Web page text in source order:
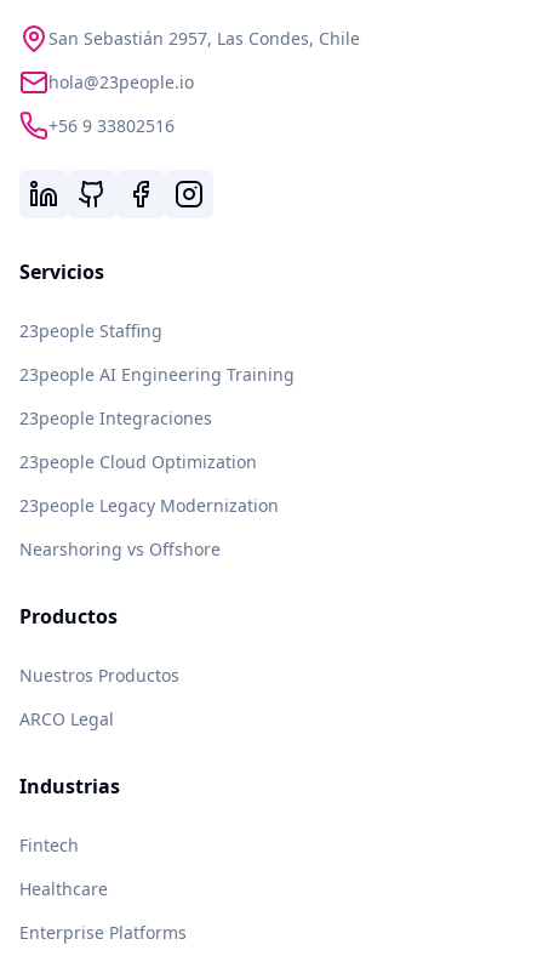
San Sebastián 2957, Las Condes, Chile
hola@23people.io
+56 9 33802516
Servicios
23people Staffing
23people AI Engineering Training
23people Integraciones
23people Cloud Optimization
23people Legacy Modernization
Nearshoring vs Offshore
Productos
Nuestros Productos
ARCO Legal
Industrias
Fintech
Healthcare
Enterprise Platforms